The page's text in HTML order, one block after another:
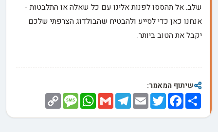
שלב. אל תהססו לפנות אלינו עם כל שאלה או התלבטות -
אנחנו כאן כדי לסייע ולהבטיח שהבולדוג הצרפתי שלכם
יקבל את הטוב ביותר.
שיתוף המאמר:
Share
Facebook
Twitter
Email
Telegram
Gmail
WhatsApp
Message
Copy
Link